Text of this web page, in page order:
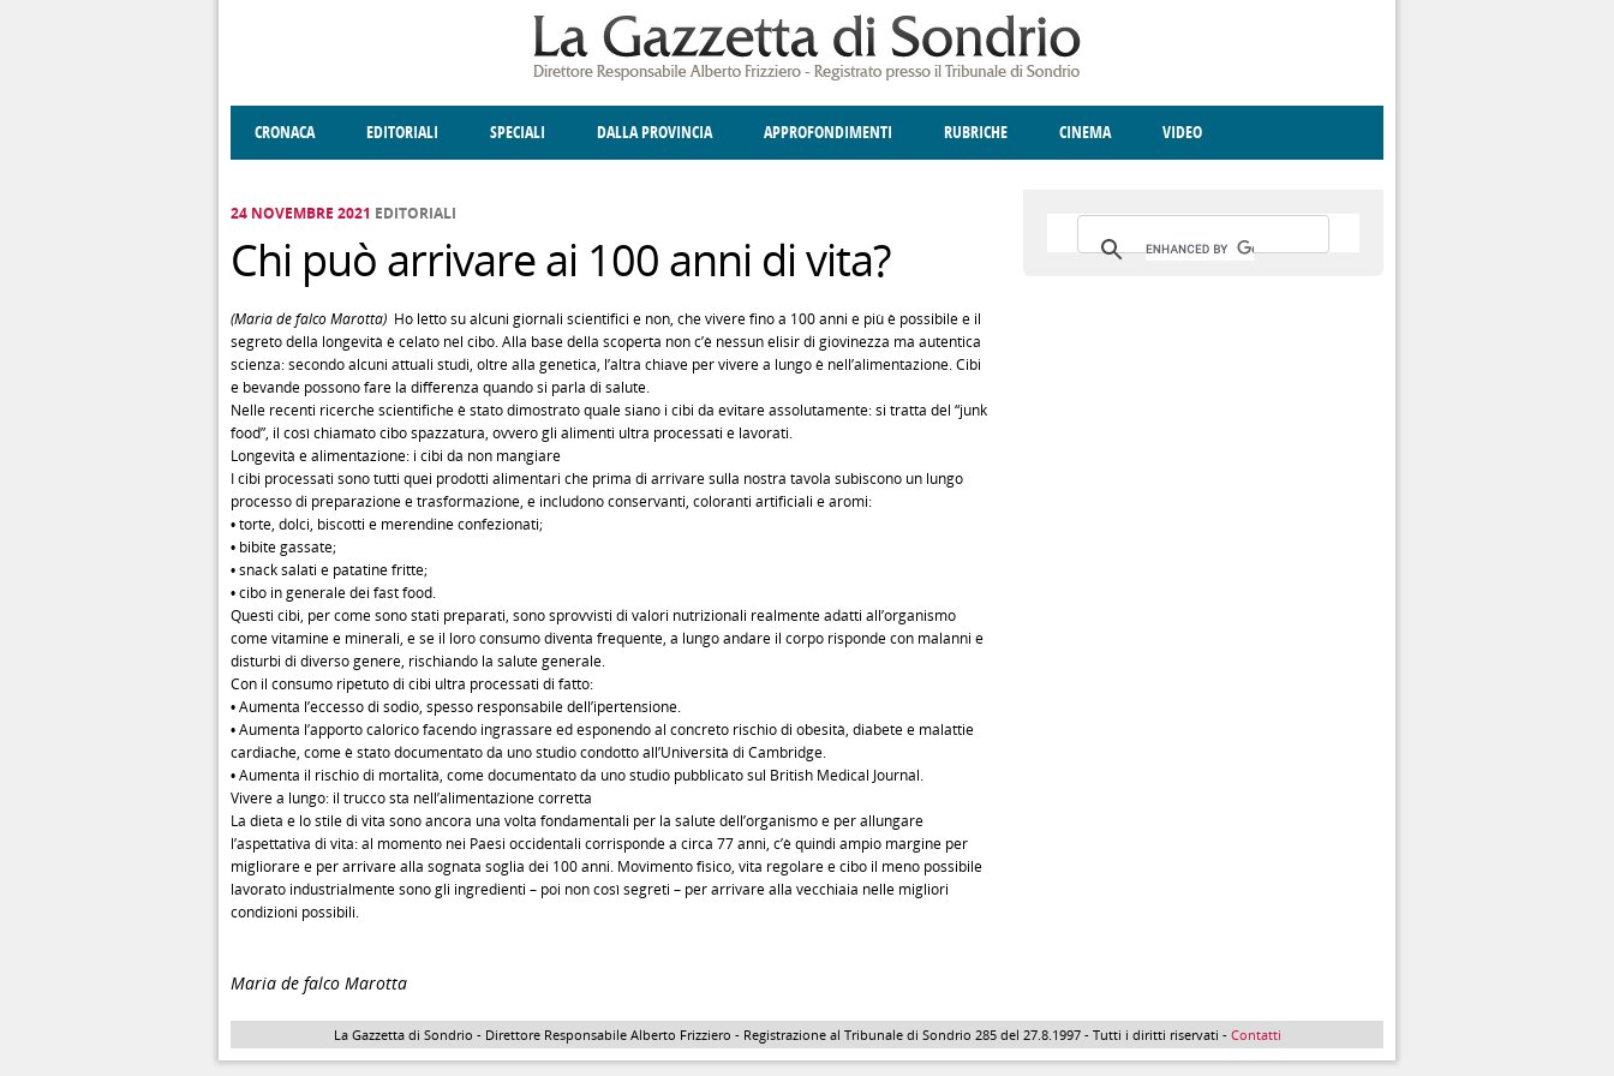
CRONACA EDITORIALI SPECIALI DALLA PROVINCIA APPROFONDIMENTI RUBRICHE CINEMA VIDEO
24 NOVEMBRE 2021 EDITORIALI
Chi può arrivare ai 100 anni di vita?
(Maria de falco Marotta) Ho letto su alcuni giornali scientifici e non, che vivere fino a 100 anni e più è possibile e il
segreto della longevità è celato nel cibo. Alla base della scoperta non c’è nessun elisir di giovinezza ma autentica
scienza: secondo alcuni attuali studi, oltre alla genetica, l’altra chiave per vivere a lungo è nell’alimentazione. Cibi
e bevande possono fare la differenza quando si parla di salute.
Nelle recenti ricerche scientifiche è stato dimostrato quale siano i cibi da evitare assolutamente: si tratta del “junk
food”, il così chiamato cibo spazzatura, ovvero gli alimenti ultra processati e lavorati.
Longevità e alimentazione: i cibi da non mangiare
I cibi processati sono tutti quei prodotti alimentari che prima di arrivare sulla nostra tavola subiscono un lungo
processo di preparazione e trasformazione, e includono conservanti, coloranti artificiali e aromi:
• torte, dolci, biscotti e merendine confezionati;
• bibite gassate;
• snack salati e patatine fritte;
• cibo in generale dei fast food.
Questi cibi, per come sono stati preparati, sono sprovvisti di valori nutrizionali realmente adatti all’organismo
come vitamine e minerali, e se il loro consumo diventa frequente, a lungo andare il corpo risponde con malanni e
disturbi di diverso genere, rischiando la salute generale.
Con il consumo ripetuto di cibi ultra processati di fatto:
• Aumenta l’eccesso di sodio, spesso responsabile dell’ipertensione.
• Aumenta l’apporto calorico facendo ingrassare ed esponendo al concreto rischio di obesità, diabete e malattie
cardiache, come è stato documentato da uno studio condotto all’Università di Cambridge.
• Aumenta il rischio di mortalità, come documentato da uno studio pubblicato sul British Medical Journal.
Vivere a lungo: il trucco sta nell’alimentazione corretta
La dieta e lo stile di vita sono ancora una volta fondamentali per la salute dell’organismo e per allungare
l’aspettativa di vita: al momento nei Paesi occidentali corrisponde a circa 77 anni, c’è quindi ampio margine per
migliorare e per arrivare alla sognata soglia dei 100 anni. Movimento fisico, vita regolare e cibo il meno possibile
lavorato industrialmente sono gli ingredienti – poi non così segreti – per arrivare alla vecchiaia nelle migliori
condizioni possibili.
Maria de falco Marotta
La Gazzetta di Sondrio - Direttore Responsabile Alberto Frizziero - Registrazione al Tribunale di Sondrio 285 del 27.8.1997 - Tutti i diritti riservati - Contatti